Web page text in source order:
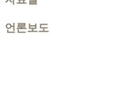
언론보도